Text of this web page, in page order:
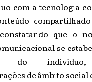
com a tecnologia
que o
se
do indivíduo,
de âmbito social